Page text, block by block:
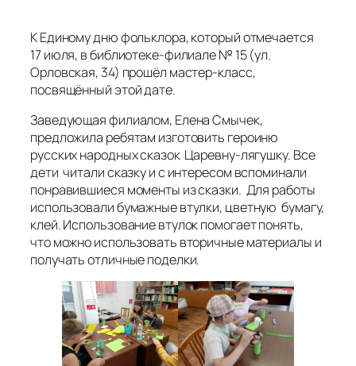
К Единому дню фольклора, который отмечается
17 июля, в библиотеке-филиале № 15 (ул.
Орловская, 34) прошёл мастер-класс,
посвящённый этой дате.
Заведующая филиалом, Елена Смычек,
предложила ребятам изготовить героиню
русских народных сказок Царевну-лягушку. Все
дети читали сказку и с интересом вспоминали
понравившиеся моменты из сказки. Для работы
использовали бумажные втулки, цветную бумагу,
клей. Использование втулок помогает понять,
что можно использовать вторичные материалы и
получать отличные поделки.